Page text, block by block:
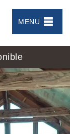
MENU